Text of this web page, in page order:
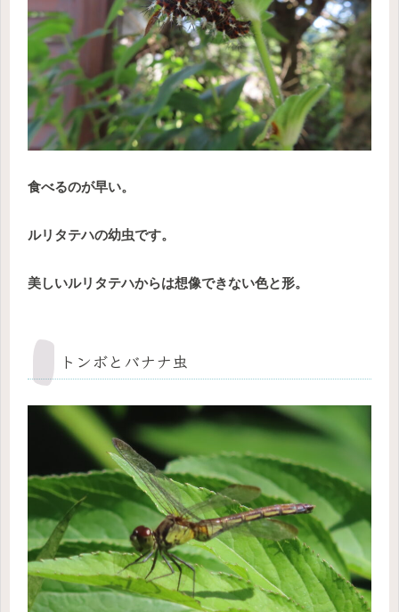
食べるのが早い。
ルリタテハの幼虫です。
美しいルリタテハからは想像できない色と形。
トンボとバナナ虫